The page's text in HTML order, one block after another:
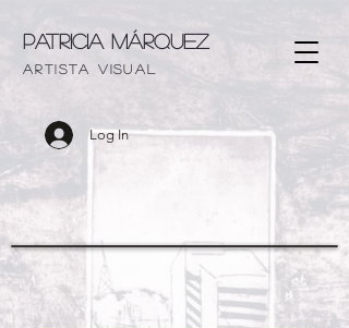
Patricia Márquez
artista visu al
Log In